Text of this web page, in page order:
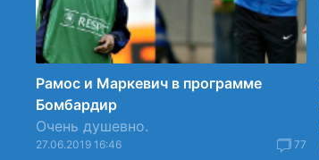
Рамос и Маркевич в программе
Бомбардир
Очень душевно.
27.06.2019 16:46 77